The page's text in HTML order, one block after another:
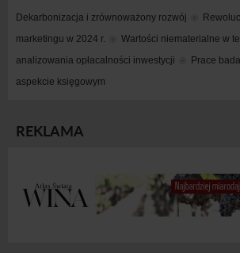
Dekarbonizacja i zrównoważony rozwój
marketingu w 2024 r.
Wartości niematerialne w
analizowania opłacalności inwestycji
Prace
aspekcie księgowym
REKLAMA